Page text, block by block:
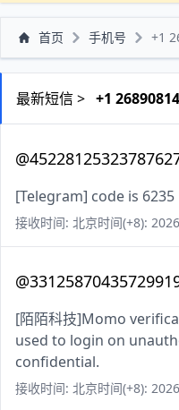
首页 手机号 +1
最新短信 > +1
[Telegram] code is 6235
接收时间: 北京时间(+8):
[陌陌科技]Momo
used to login on
confidential.
接收时间: 北京时间(+8):